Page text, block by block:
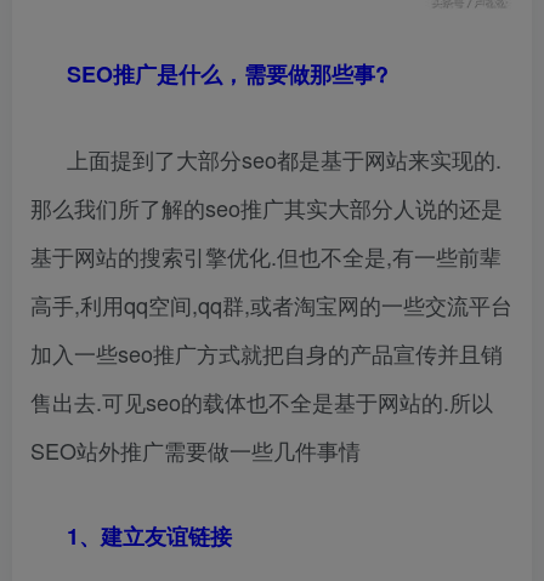
SEO推广是什么，需要做那些事?
上面提到了大部分seo都是基于网站来实现的.
那么我们所了解的seo推广其实大部分人说的还是
基于网站的搜索引擎优化.但也不全是,有一些前辈
高手,利用qq空间,qq群,或者淘宝网的一些交流平台
加入一些seo推广方式就把自身的产品宣传并且销
售出去.可见seo的载体也不全是基于网站的.所以
SEO站外推广需要做一些几件事情
1、建立友谊链接